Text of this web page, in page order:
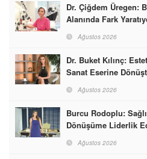
Dr. Çiğdem Üregen:
Alanında Fark
Ağustos 2026
Dr. Buket Kılınç:
Sanat Eserine
Ağustos 2026
Burcu Rodoplu:
Dönüşüme Liderlik
Ağustos 2026